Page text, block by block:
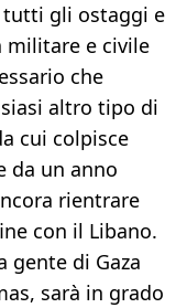
tutti gli ostaggi e
militare e civile
che
altro tipo di
cui colpisce
da un anno
rientrare
con il Libano.
gente di Gaza
sarà in grado